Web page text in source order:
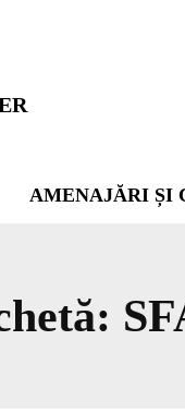
AMENAJĂRI ȘI